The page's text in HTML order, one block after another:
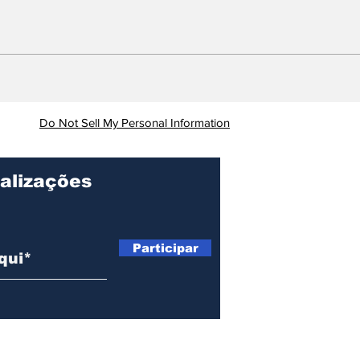
milhões com aluguel de
Do Not Sell My Personal Information
Participar